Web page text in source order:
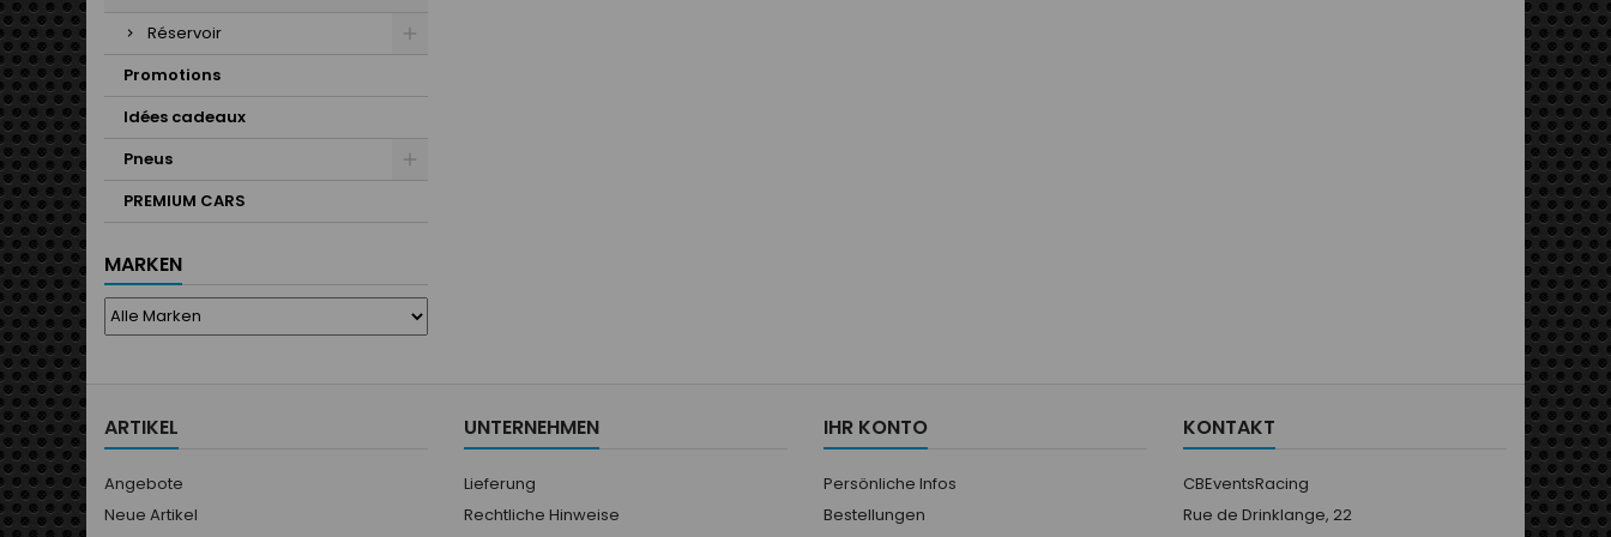
Réservoir
Promotions
Idées cadeaux
Pneus
PREMIUM CARS
MARKEN
ARTIKEL
Angebote
Neue Artikel
UNTERNEHMEN
Lieferung
Rechtliche Hinweise
IHR KONTO
Persönliche Infos
Bestellungen
KONTAKT
CBEventsRacing
Rue de Drinklange, 22